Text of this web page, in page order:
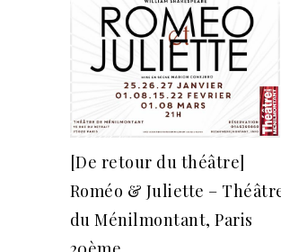
[De retour du théâtre]
Roméo & Juliette –
du Ménilmontant, Paris